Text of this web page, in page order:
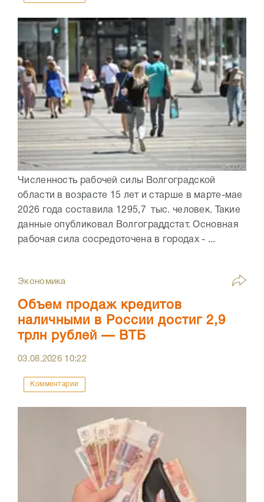
Численность рабочей силы Волгоградской
области в возрасте 15 лет и старше в марте-мае
2026 года составила 1295,7 тыс. человек. Такие
данные опубликовал Волгограддстат. Основная
рабочая сила сосредоточена в городах - ...
Экономика
Объем продаж кредитов
наличными в России достиг 2,9
трлн рублей — ВТБ
03.08.2026 10:22
Комментарии